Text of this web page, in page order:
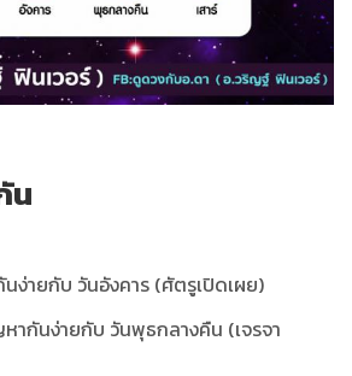
น
ง่ายกับ วันอังคาร (ศัตรูเปิดเผย)
ากันง่ายกับ วันพุธกลางคืน (เจรจา